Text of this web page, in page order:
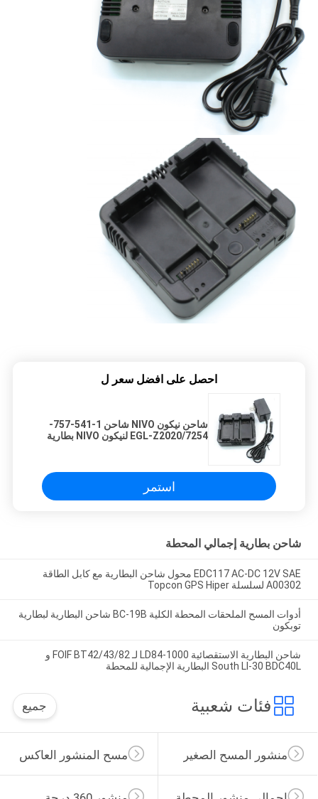
احصل على افضل سعر ل
شاحن نيكون NIVO شاحن 1-541-757-
7254/EGL-Z2020 لنيكون NIVO بطارية
استمر
شاحن بطارية إجمالي المحطة
EDC117 AC-DC 12V SAE محول شاحن البطارية مع كابل الطاقة
A00302 لسلسلة Topcon GPS Hiper
أدوات المسح الملحقات المحطة الكلية BC-19B شاحن البطارية لبطارية
توبكون
شاحن البطارية الاستقصائية LD84-1000 لـ FOIF BT42/43/82 و
South LI-30 BDC40L البطارية الإجمالية للمحطة
فئات شعبية جميع
مسح المنشور العاكس منشور المسح الصغير